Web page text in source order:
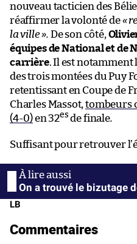
nouveau tacticien des
réaffirmer la volonté de«
la ville ». De son côté,
équipes de National et de
carrière. Il est notamment
des trois montées du Puy
retentissant en Coupe de
Charles Massot,tombeurs
(4-0)en 32es de finale.
Suffisant pour retrouver
On a trouvé le bizutage
LB
Commentaires